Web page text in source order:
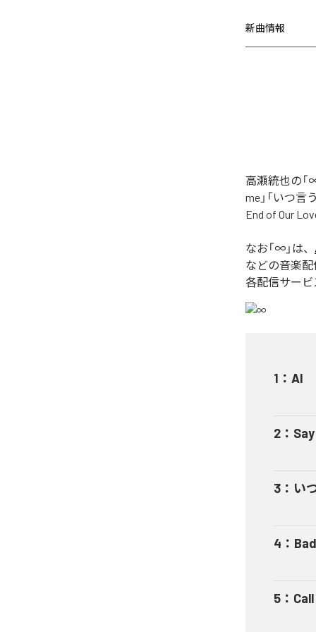
新曲情報
高瀬統也の「
me」「いつ言
End of Our
なお「∞ 」は、
などの音楽
各配信サービ
1 ： AI
2 ：
3 ： い
4 ：
5 ：